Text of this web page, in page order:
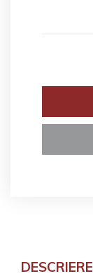
DESCRIERE